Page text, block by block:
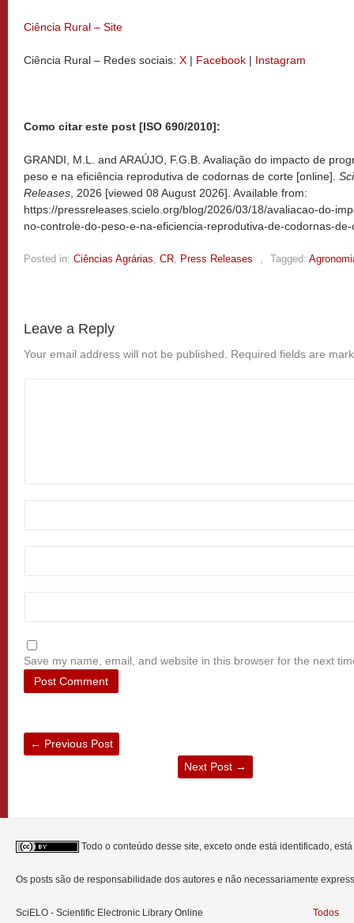
Ciência Rural – Site
Ciência Rural – Redes sociais: X | Facebook | Instagram
Como citar este post [ISO 690/2010]:
GRANDI, M.L. and ARAÚJO, F.G.B. Avaliação do impacto de
peso e na eficiência reprodutiva de codornas de corte [online].
Releases , 2026 [viewed 08 August 2026]. Available from:
https://pressreleases.scielo.org/blog/2026/03/18/avaliacao-do-
no-controle-do-peso-e-na-eficiencia-reprodutiva-de-codornas-
Posted in: Ciências Agrárias, CR, Press Releases , Tagged:
Leave a Reply
Your email address will not be published. Required fields are
Save my name, email, and website in this browser for the next
← Previous Post
Next Post →
Todo o conteúdo desse site, exceto onde está identificado,
Os posts são de responsabilidade dos autores e não necessariamente
SciELO - Scientific Electronic Library Online
Todos